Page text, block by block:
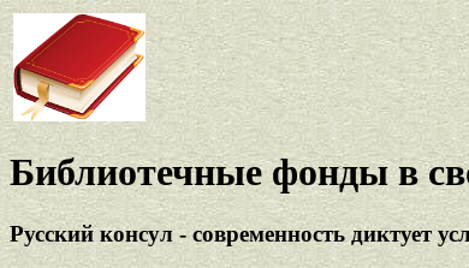
Библиотечные фонды в
Русский консул - современность диктует